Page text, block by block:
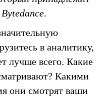
Bytedance.
в аналитику,
лучше всего. Какие
Какими
они смотрят ваши